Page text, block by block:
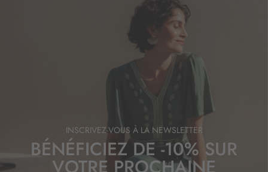
INSCRIVEZ-VOUS À LA NEWSLETTER
BÉNÉFICIEZ DE -10% SUR